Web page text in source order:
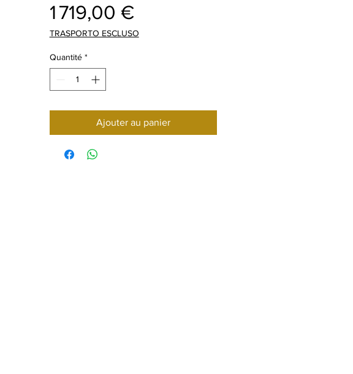
1 719,00 €Prix
TRASPORTO ESCLUSO
Quantité *
Ajouter au panier